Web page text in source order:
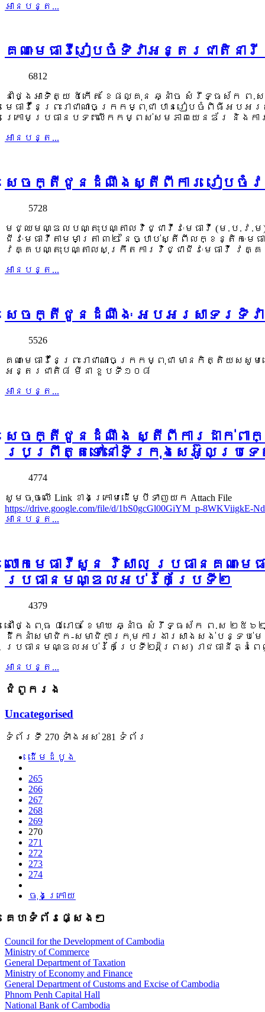
អាន​បន្ត...
គណៈមេធាវីរៀបចំទិវាអន្តរជាតិន
6812
នាថ្ងៃអាទិត្យ ៥កើត ខែផល្គុន ឆ្នាំច សំរឹទ្ធស័ក
មេធាវីនៃព្រះរាជាណាចក្រកម្ពុជា បានរៀបចំពិធី
ក្រោមប្រធានបទ “លើកកម្ពស់សមភាពយេនឌ័រ និង
អាន​បន្ត...
សេចក្តីជូនដំណឹងស្តីពីការ រៀបចំវ
5728
មជ្ឈមណ្ឌលបណ្តុះបណ្តាលវិជ្ជាវីវៈមេធាវី (ម.ប.វ
ជីវៈមេធាវីតាមមាត្រា ៣២ នៃច្បាប់ស្តីពីលក្ខន្តិកៈ
វគ្គបណ្តុះបណ្តាលសុក្រឹតការវិជ្ជាជីវៈមេធាវី វគ្
អាន​បន្ត...
សេចក្តីជូនដំណឹងៈ អបអរសាទរទិវ
5526
គណៈមេធាវីនៃព្រះរាជាណាចក្រកម្ពុជា មានកិត្តិយ
អន្តរជាតិ៨ មីនា ខួបទី១០៨
អាន​បន្ត...
សេចក្តីជូនដំណឹង ស្តីពីការដាក់ព
ប្រព្រឹត្តទៅនៅទីក្រុងសេអ៊ូលប្រទេ
4774
សូមចុចលើ Link ខាងក្រោមដើម្បីទាញយក Attach File
https://drive.google.com/file/d/1bS0gcGl00GiYM_p-8WKViigkE-
អាន​បន្ត...
លោកមេធាវីសួន វិសាល ប្រធានគណ
ប្រធានមណ្ឌលអប់រំកែប្រែទី២
4379
នៅថ្ងៃពុធ ៨រោច ខែមាឃ ឆ្នាំច សំរឹទ្ធស័ក ព.ស ២៥៦
ដឹកនាំសមាជិក-សមាជិកាក្រុមការងារសាងសង់បន្ទប់ម
ប្រធានមណ្ឌលអប់រំកែប្រែទី២ (ព្រៃស) រាជធានីភ្នំព
អាន​បន្ត...
ជំពូក​រង
Uncategorised
ទំព័រ​ទី 270 ​ទាំងអស់ 281 ទំព័រ
ដើម​ដំបូង
265
266
267
268
269
270
271
272
273
274
ចុងក្រោយ
គេហទំព័រផ្សេងៗ
Council for the Development of Cambodia
Ministry of Commerce
General Department of Taxation
Ministry of Economy and Finance
General Department of Customs and Excise of Cambodia
Phnom Penh Capital Hall
National Bank of Cambodia